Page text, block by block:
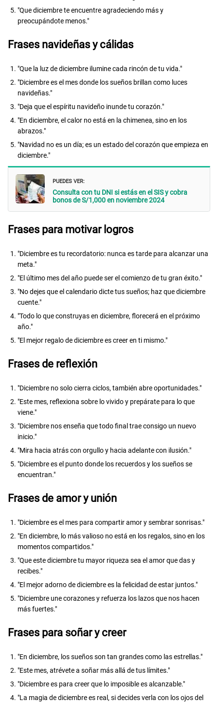
"Que diciembre te encuentre agradeciendo más y
preocupándote menos."
Frases navideñas y cálidas
"Que la luz de diciembre ilumine cada rincón de tu vida."
"Diciembre es el mes donde los sueños brillan como luces
navideñas."
"Deja que el espíritu navideño inunde tu corazón."
"En diciembre, el calor no está en la chimenea, sino en los
abrazos."
"Navidad no es un día; es un estado del corazón que empieza en
diciembre."
PUEDES VER:
Consulta con tu DNI si estás en el SIS y cobra
bonos de S/1,000 en noviembre 2024
Frases para motivar logros
"Diciembre es tu recordatorio: nunca es tarde para alcanzar una
meta."
"El último mes del año puede ser el comienzo de tu gran éxito."
"No dejes que el calendario dicte tus sueños; haz que diciembre
cuente."
"Todo lo que construyas en diciembre, florecerá en el próximo
año."
"El mejor regalo de diciembre es creer en ti mismo."
Frases de reflexión
"Diciembre no solo cierra ciclos, también abre oportunidades."
"Este mes, reflexiona sobre lo vivido y prepárate para lo que
viene."
"Diciembre nos enseña que todo final trae consigo un nuevo
inicio."
"Mira hacia atrás con orgullo y hacia adelante con ilusión."
"Diciembre es el punto donde los recuerdos y los sueños se
encuentran."
Frases de amor y unión
"Diciembre es el mes para compartir amor y sembrar sonrisas."
"En diciembre, lo más valioso no está en los regalos, sino en los
momentos compartidos."
"Que este diciembre tu mayor riqueza sea el amor que das y
recibes."
"El mejor adorno de diciembre es la felicidad de estar juntos."
"Diciembre une corazones y refuerza los lazos que nos hacen
más fuertes."
Frases para soñar y creer
"En diciembre, los sueños son tan grandes como las estrellas."
"Este mes, atrévete a soñar más allá de tus límites."
"Diciembre es para creer que lo imposible es alcanzable."
"La magia de diciembre es real, si decides verla con los ojos del